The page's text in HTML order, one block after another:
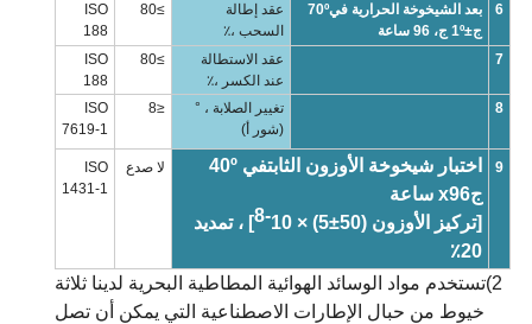
6
بعد الشيخوخة الحرارية في 70º
ج±
1º ج ، 96 ساعة
عقد إطالة
السحب ،٪
≥80
ISO
188
7
عقد الاستطالة
عند الكسر ،٪
≥80
ISO
188
8
تغيير الصلابة ، °
(شور أ)
≤8
ISO
7619-1
9 اختبار شيخوخة الأوزون الثابتفي 40º
ج
x96 ساعة
[تركيز الأوزون (50
±
5) × 10
-8 ] ، تمديد
20٪
لا صدع
ISO
1431-1
2) تستخدم مواد الوسائد الهوائية المطاطية البحرية لدينا ثلاثة
خيوط من حبال الإطارات الاصطناعية التي يمكن أن تصل